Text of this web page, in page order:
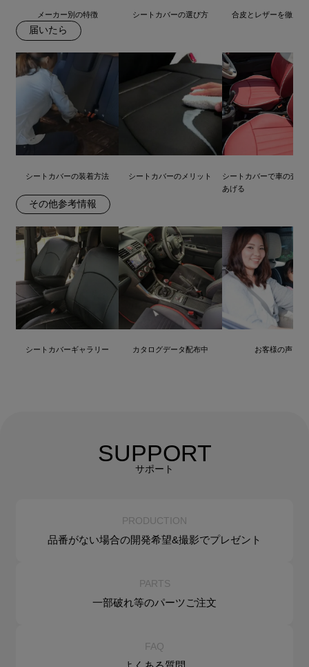
メーカー別の特徴 シートカバーの選び方 合皮とレザーを徹底比
届いたら
シートカバーの装着方法 シートカバーのメリット
シートカバーで車の査定
あげる
その他参考情報
シートカバーギャラリー カタログデータ配布中 お客様の声
SUPPORT
サポート
PRODUCTION
品番がない場合の開発希望&撮影でプレゼント
PARTS
一部破れ等のパーツご注文
FAQ